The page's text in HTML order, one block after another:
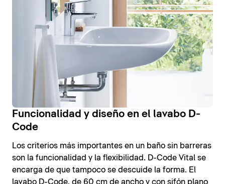
Funcionalidad y diseño en el lavabo D-
Code
Los criterios más importantes en un baño sin barreras
son la funcionalidad y la flexibilidad. D-Code Vital se
encarga de que tampoco se descuide la forma. El
lavabo D-Code, de 60 cm de ancho y con sifón plano